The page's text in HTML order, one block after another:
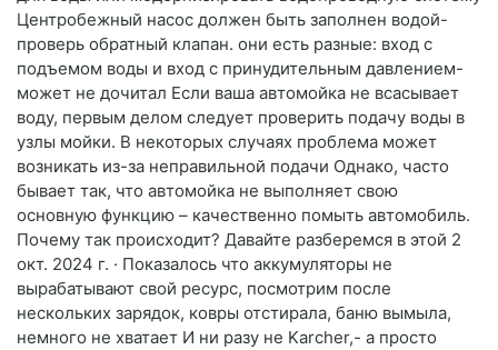
Центробежный насос должен быть заполнен водой-
проверь обратный клапан. они есть разные: вход с
подъемом воды и вход с принудительным давлением-
может не дочитал Если ваша автомойка не всасывает
воду, первым делом следует проверить подачу воды в
узлы мойки. В некоторых случаях проблема может
возникать из-за неправильной подачи Однако, часто
бывает так, что автомойка не выполняет свою
основную функцию – качественно помыть автомобиль.
Почему так происходит? Давайте разберемся в этой 2
окт. 2024 г. · Показалось что аккумуляторы не
вырабатывают свой ресурс, посмотрим после
нескольких зарядок, ковры отстирала, баню вымыла,
немного не хватает И ни разу не Karcher,- а просто